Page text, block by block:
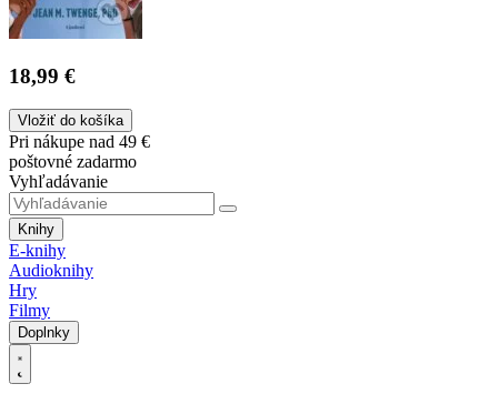
18,99 €
Vložiť do košíka
Pri nákupe nad 49 €
poštovné zadarmo
Vyhľadávanie
Knihy
E-knihy
Audioknihy
Hry
Filmy
Doplnky